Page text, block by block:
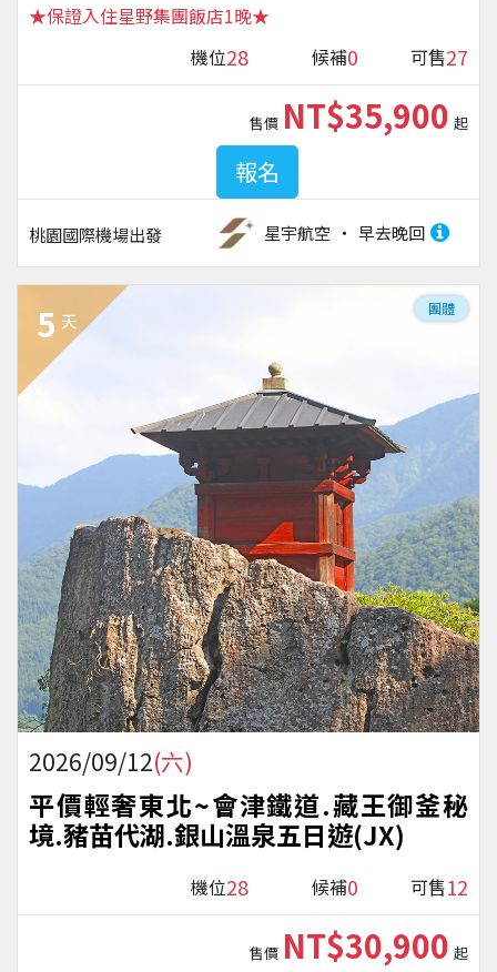
★保證入住星野集團飯店1晚★
機位28 候補0 可售27
桃園國際機場出發 星宇航空 早去晚回
售價 NT$35,900 起
報名
5 天
團體
2026/09/12(六)
平價輕奢東北~會津鐵道.藏王御釜秘
境.豬苗代湖.銀山溫泉五日遊(JX)
機位28 候補0 可售12
售價 NT$30,900 起